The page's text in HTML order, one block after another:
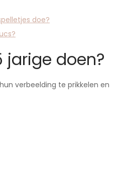
doe?
jarige doen?
verbeelding te prikkelen en